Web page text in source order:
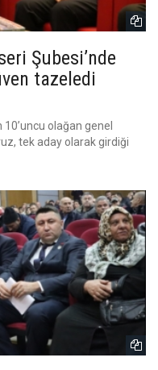
Şubesi’nde
tazeledi
10’uncu olağan genel
tek aday olarak girdiği